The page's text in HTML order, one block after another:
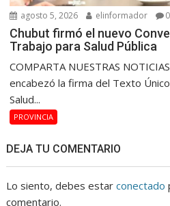
agosto 5, 2026 elinformador 0
Chubut firmó el nuevo
Trabajo para Salud Pública
COMPARTA NUESTRAS
encabezó la firma del Texto
Salud...
PROVINCIA
DEJA TU COMENTARIO
Lo siento, debes estarconectado
comentario.